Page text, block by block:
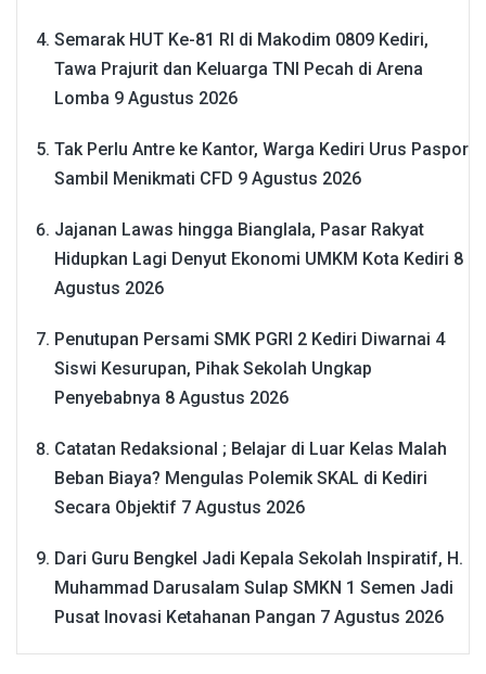
Semarak HUT Ke-81 RI di Makodim 0809 Kediri,
Tawa Prajurit dan Keluarga TNI Pecah di Arena
Lomba 9 Agustus 2026
Tak Perlu Antre ke Kantor, Warga Kediri Urus Paspor
Sambil Menikmati CFD 9 Agustus 2026
Jajanan Lawas hingga Bianglala, Pasar Rakyat
Hidupkan Lagi Denyut Ekonomi UMKM Kota Kediri 8
Agustus 2026
Penutupan Persami SMK PGRI 2 Kediri Diwarnai 4
Siswi Kesurupan, Pihak Sekolah Ungkap
Penyebabnya 8 Agustus 2026
Catatan Redaksional ; Belajar di Luar Kelas Malah
Beban Biaya? Mengulas Polemik SKAL di Kediri
Secara Objektif 7 Agustus 2026
Dari Guru Bengkel Jadi Kepala Sekolah Inspiratif, H.
Muhammad Darusalam Sulap SMKN 1 Semen Jadi
Pusat Inovasi Ketahanan Pangan 7 Agustus 2026